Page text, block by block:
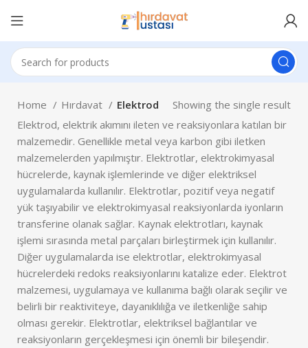
Home Hırdavat Elektrod
Showing the single result
Elektrod, elektrik akımını ileten ve reaksiyonlara katılan bir
malzemedir. Genellikle metal veya karbon gibi iletken
malzemelerden yapılmıştır. Elektrotlar, elektrokimyasal
hücrelerde, kaynak işlemlerinde ve diğer elektriksel
uygulamalarda kullanılır. Elektrotlar, pozitif veya negatif
yük taşıyabilir ve elektrokimyasal reaksiyonlarda iyonların
transferine olanak sağlar. Kaynak elektrotları, kaynak
işlemi sırasında metal parçaları birleştirmek için kullanılır.
Diğer uygulamalarda ise elektrotlar, elektrokimyasal
hücrelerdeki redoks reaksiyonlarını katalize eder. Elektrot
malzemesi, uygulamaya ve kullanıma bağlı olarak seçilir ve
belirli bir reaktiviteye, dayanıklılığa ve iletkenliğe sahip
olması gerekir. Elektrotlar, elektriksel bağlantılar ve
reaksiyonların gerçekleşmesi için önemli bir bileşendir.